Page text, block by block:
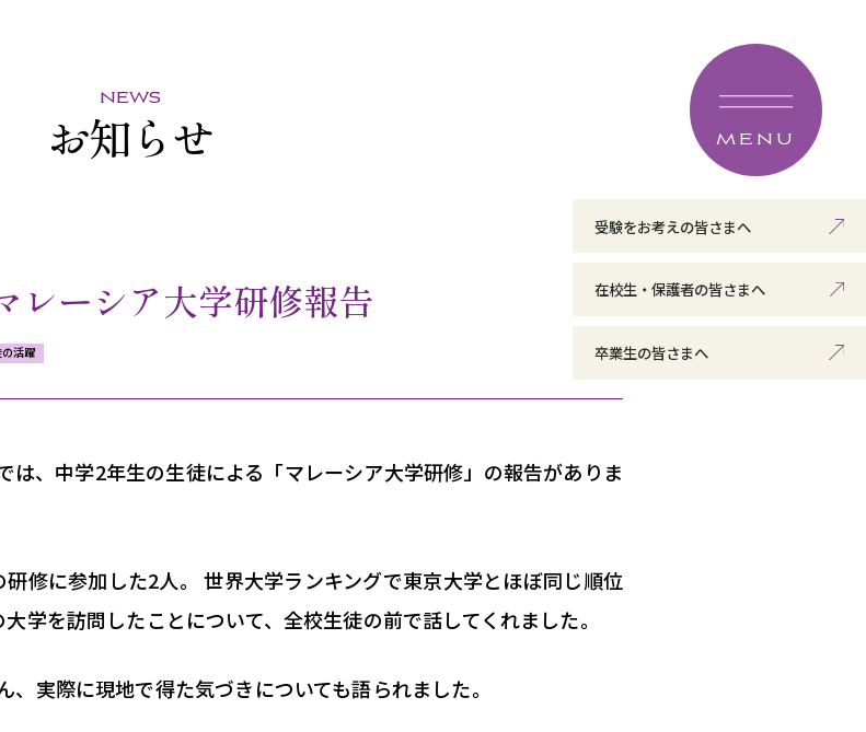
MENU
受験をお考えの皆さまへ
在校生・保護者の皆さまへ
卒業生の皆さまへ
news
お知らせ
レーシア大学研修報告
活躍
は、中学2年生の生徒による「マレーシア大学研修」の報告がありま
修に参加した2人。 世界大学ランキングで東京大学とほぼ同じ順位
学を訪問したことについて、全校生徒の前で話してくれました。
実際に現地で得た気づきについても語られました。